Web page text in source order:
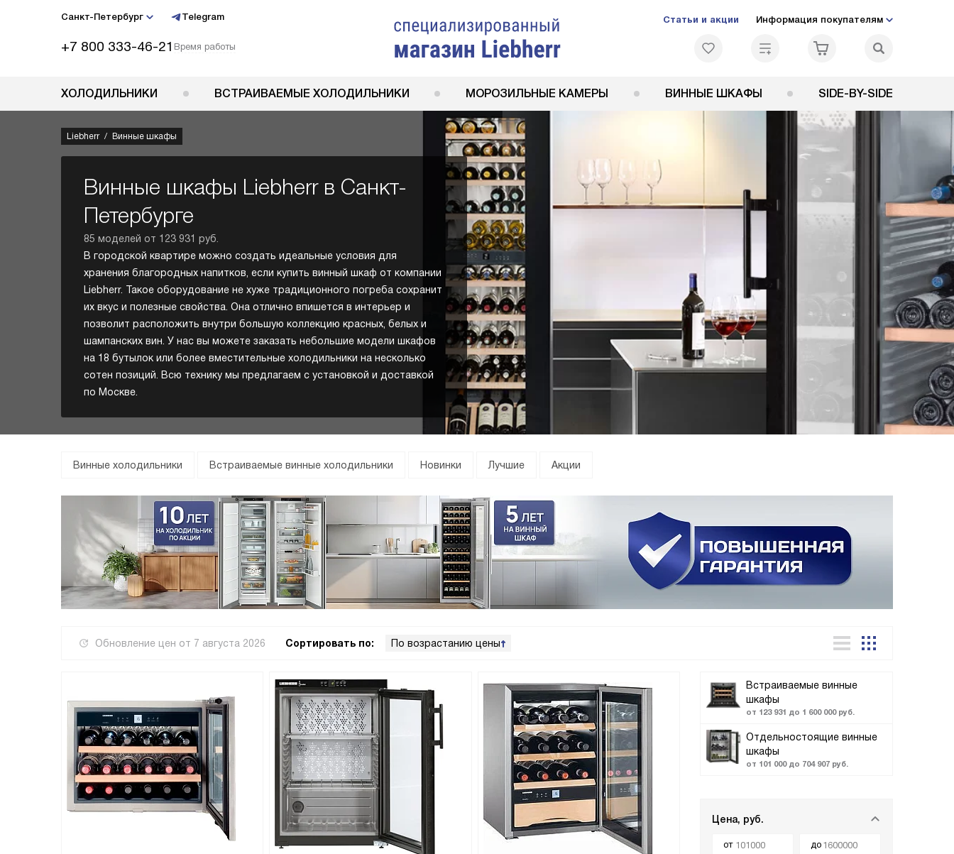
Санкт-Петербург Telegram
+7 800 333-46-21 Время работы
Статьи и акции Информация покупателям
ХОЛОДИЛЬНИКИ ВСТРАИВАЕМЫЕ ХОЛОДИЛЬНИКИ МОРОЗИЛЬНЫЕ КАМЕРЫ ВИННЫЕ ШКАФЫ SIDE-BY-SIDE
Liebherr Винные шкафы
Винные шкафы Liebherr в Санкт-
Петербурге
85 моделей от 123 931 руб.
В городской квартире можно создать идеальные условия для
хранения благородных напитков, если купить винный шкаф от компании
Liebherr. Такое оборудование не хуже традиционного погреба сохранит
их вкус и полезные свойства. Она отлично впишется в интерьер и
позволит расположить внутри большую коллекцию красных, белых и
шампанских вин. У нас вы можете заказать небольшие модели шкафов
на 18 бутылок или более вместительные холодильники на несколько
сотен позиций. Всю технику мы предлагаем с установкой и доставкой
по Москве.
Винные холодильники Встраиваемые винные холодильники Новинки Лучшие Акции
Обновление цен от 7 августа 2026 Сортировать по: По возрастанию цены
Встраиваемые винные
шкафы
от 123 931 до 1 600 000 руб.
Отдельностоящие винные
шкафы
от 101 000 до 704 907 руб.
Цена, руб.
от до